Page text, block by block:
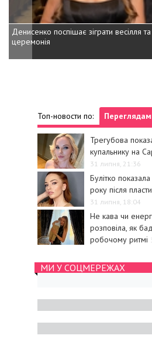
Денисенко поспішає зіграти весілля
церемонія
Топ-новости по:
Трегубова
купальнику на
31 липня, 21:36
Булітко
року після
31 липня, 18:04
Не кава чи
розповіла, як
робочому ритмі
МИ У СОЦМЕРЕЖАХ